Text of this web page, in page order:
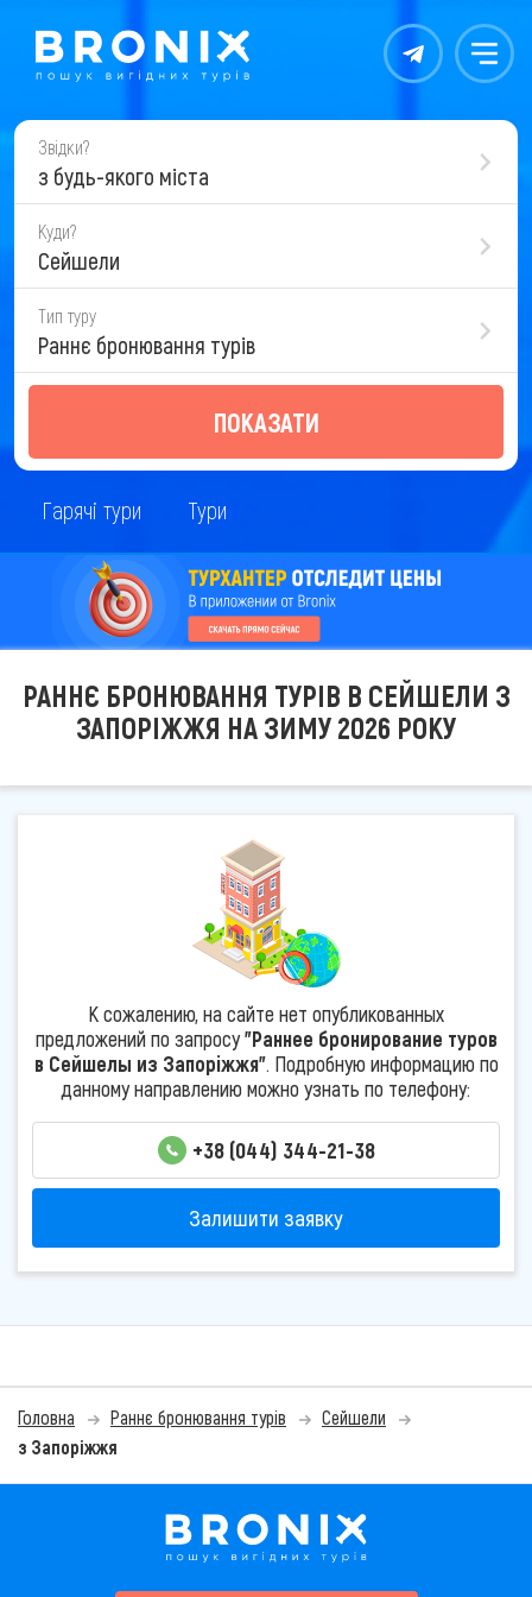
Контакты Меню
Звідки?
з будь-якого міста
Куди?
Сейшели
Тип туру
Раннє бронювання турів
ПОКАЗАТИ
Гарячі тури Тури
РАННЄ БРОНЮВАННЯ ТУРІВ В СЕЙШЕЛИ З
ЗАПОРІЖЖЯ НА ЗИМУ 2026 РОКУ
К сожалению, на сайте нет опубликованных
предложений по запросу"Раннее бронирование туров
в Сейшелы из Запоріжжя". Подробную информацию по
данному направлению можно узнать по телефону:
+38 (044) 344-21-38
Залишити заявку
Головна Раннє бронювання турів
Сейшели
з Запоріжжя